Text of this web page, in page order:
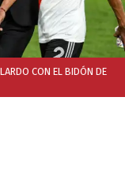
CON EL BIDÓN DE